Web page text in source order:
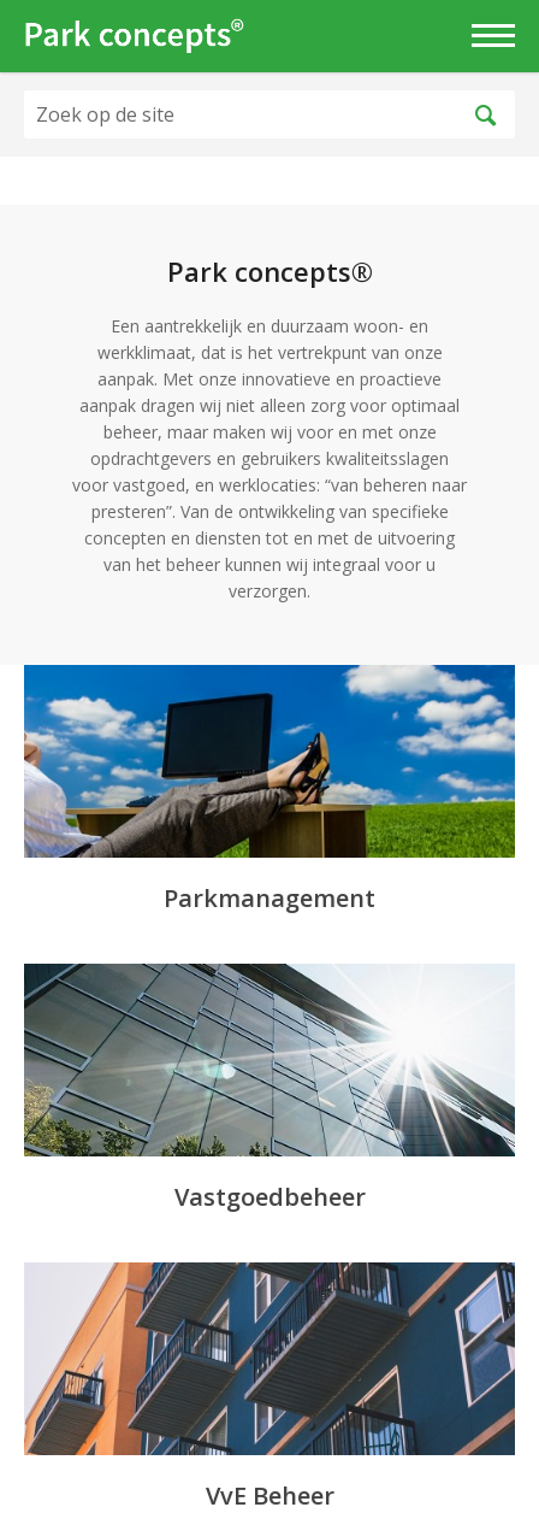
Park concepts®
Een aantrekkelijk en duurzaam woon- en
werkklimaat, dat is het vertrekpunt van onze
aanpak. Met onze innovatieve en proactieve
aanpak dragen wij niet alleen zorg voor optimaal
beheer, maar maken wij voor en met onze
opdrachtgevers en gebruikers kwaliteitsslagen
voor vastgoed, en werklocaties: “van beheren naar
presteren”. Van de ontwikkeling van specifieke
concepten en diensten tot en met de uitvoering
van het beheer kunnen wij integraal voor u
verzorgen.
Parkmanagement
Vastgoedbeheer
VvE Beheer